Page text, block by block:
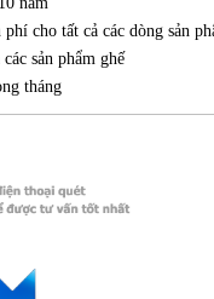
cho tất cả các dòng sản
sản phẩm ghế
tháng